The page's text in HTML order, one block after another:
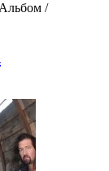
Альбом /